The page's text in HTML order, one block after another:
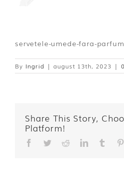
servetele-umede-fara-parfum
By Ingrid | august 13th, 2023 |
Share This Story,
Platform!
Facebook
TwitterRedditLinkedIn